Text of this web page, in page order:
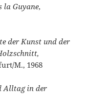
la Guyane,
der Kunst und der
M., 1968
Alltag in der